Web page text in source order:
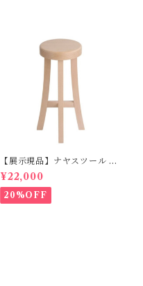
【展示現品】ナヤスツール M
GREENHOLT
¥22,000
20%OFF